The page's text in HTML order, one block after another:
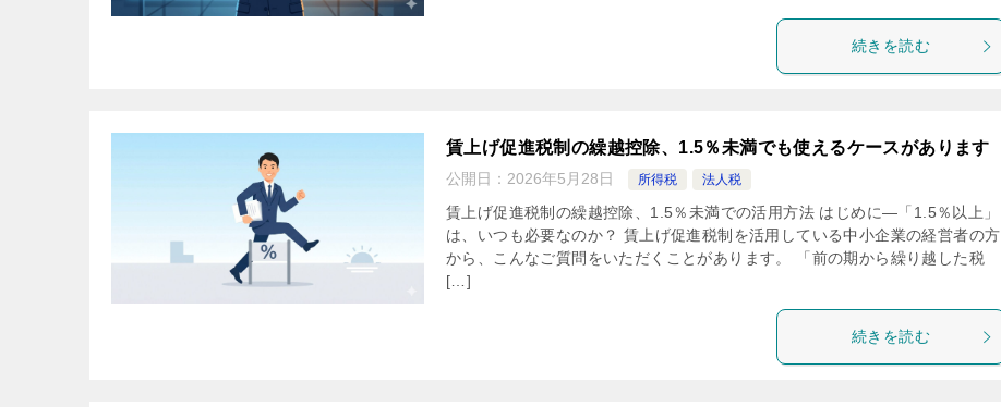
続きを読む
賃上げ促進税制の繰越控除、1.5％未満でも使えるケースがあります
公開日： 2026年5月28日 所得税 法人税
賃上げ促進税制の繰越控除、1.5％未満での活用方法 はじめに―「1.5％以上」
は、いつも必要なのか？ 賃上げ促進税制を活用している中小企業の経営者の方
から、こんなご質問をいただくことがあります。 「前の期から繰り越した税
[…]
続きを読む